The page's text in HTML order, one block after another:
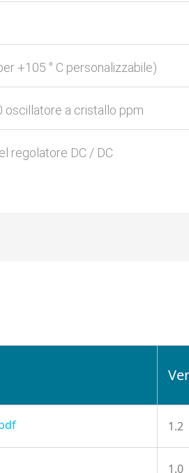
+105 ° C personalizzabile)
oscillatore a cristallo ppm
regolatore DC / DC
1.2
1.0